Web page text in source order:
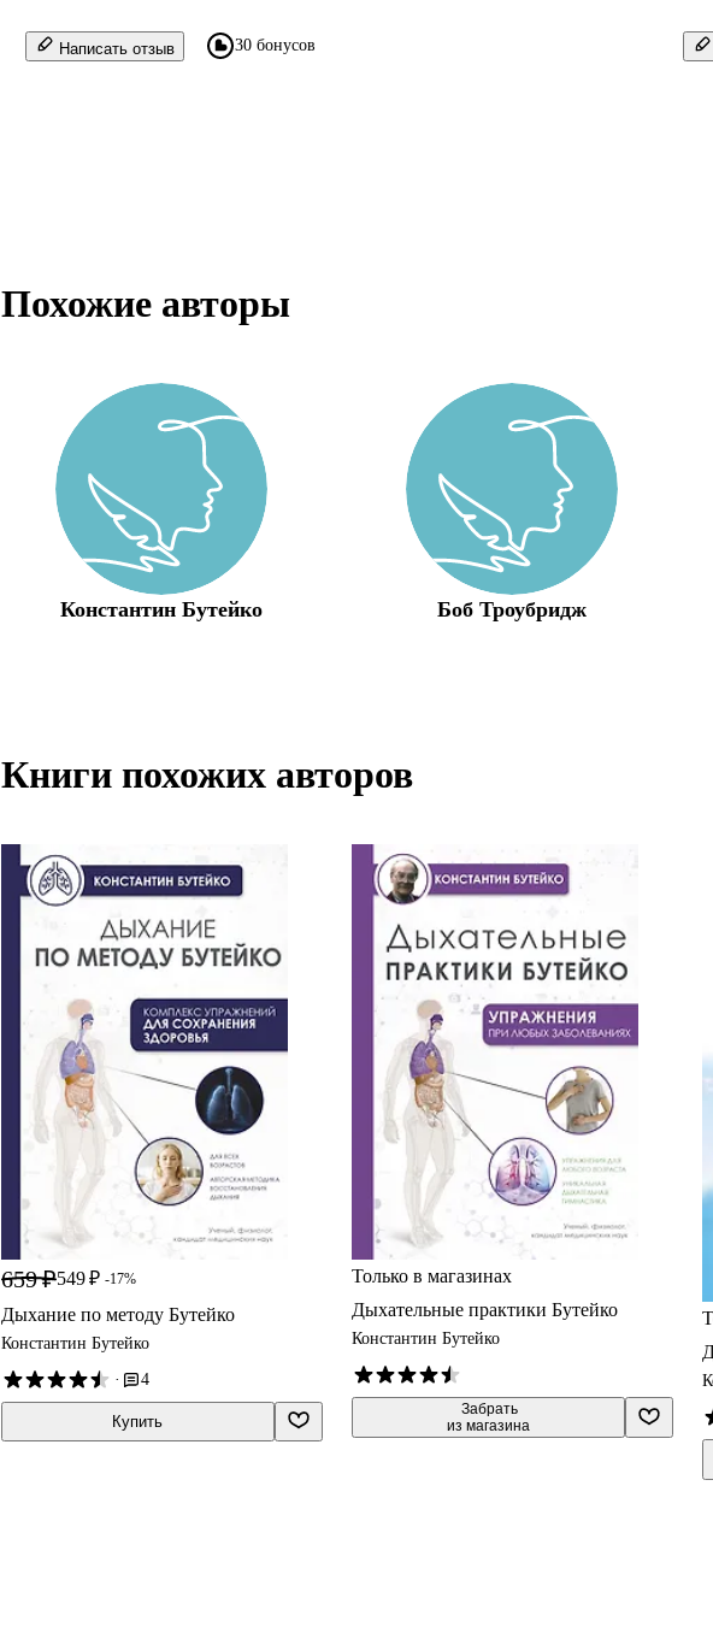
Написать отзыв 30 бонусов
Похожие авторы
Константин Бутейко Боб Троубридж
Книги похожих авторов
659 ₽549 ₽ -17%
Дыхание по методу Бутейко
Константин Бутейко
·
4
Купить
Только в магазинах
Дыхательные практики Бутейко
Константин Бутейко
Забрать
из магазина